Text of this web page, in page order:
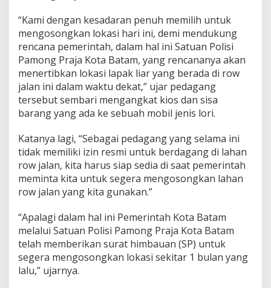
g
e
r
K
o
s
o
n
g
a
n
L
o
k
a
i
“Kami dengan kesadaran penuh memilih untuk
mengosongkan lokasi hari ini, demi mendukung
rencana pemerintah, dalam hal ini Satuan Polisi
Pamong Praja Kota Batam, yang rencananya akan
menertibkan lokasi lapak liar yang berada di row
jalan ini dalam waktu dekat,” ujar pedagang
tersebut sembari mengangkat kios dan sisa
barang yang ada ke sebuah mobil jenis lori.
Katanya lagi, “Sebagai pedagang yang selama ini
tidak memiliki izin resmi untuk berdagang di lahan
row jalan, kita harus siap sedia di saat pemerintah
meminta kita untuk segera mengosongkan lahan
row jalan yang kita gunakan.”
“Apalagi dalam hal ini Pemerintah Kota Batam
melalui Satuan Polisi Pamong Praja Kota Batam
telah memberikan surat himbauan (SP) untuk
segera mengosongkan lokasi sekitar 1 bulan yang
lalu,” ujarnya.